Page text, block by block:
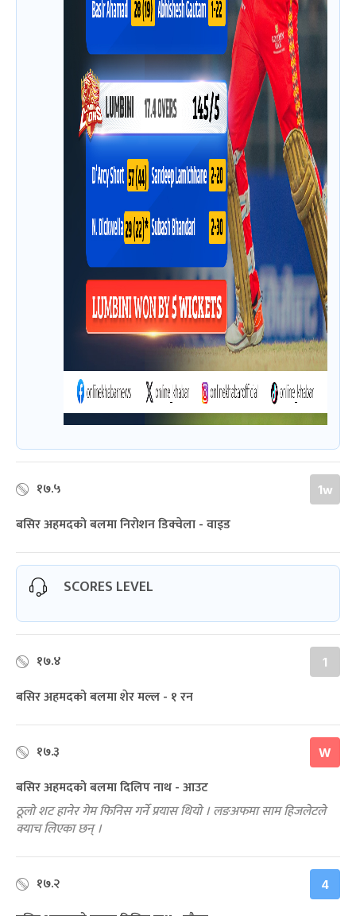
१७.५ 1w
बसिर अहमदको बलमा निरोशन डिक्‍वेला - वाइड
SCORES LEVEL
१७.४ 1
बसिर अहमदको बलमा शेर मल्ल - १ रन
१७.३ W
बसिर अहमदको बलमा दिलिप नाथ - आउट
ठूलो शट हानेर गेम फिनिस गर्ने प्रयास थियो । लङअफमा साम हिजलेटले
क्याच लिएका छन् ।
१७.२ 4